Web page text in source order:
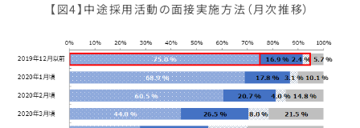
【図4】中途採用活動の面接実施方法（月次推移）